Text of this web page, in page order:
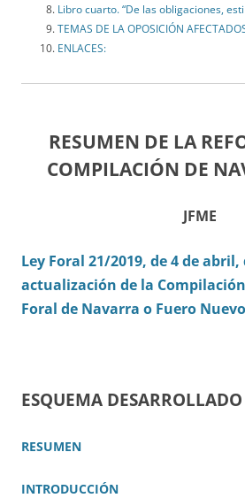
Libro cuarto. “De las obligaciones,
TEMAS DE LA OPOSICIÓN
ENLACES:
RESUMEN DE LA
COMPILACIÓN DE
JFME
Ley Foral 21/2019, de 4 de
actualización de la
Foral de Navarra o Fuero
ESQUEMA DESARROLLADO
RESUMEN
INTRODUCCIÓN